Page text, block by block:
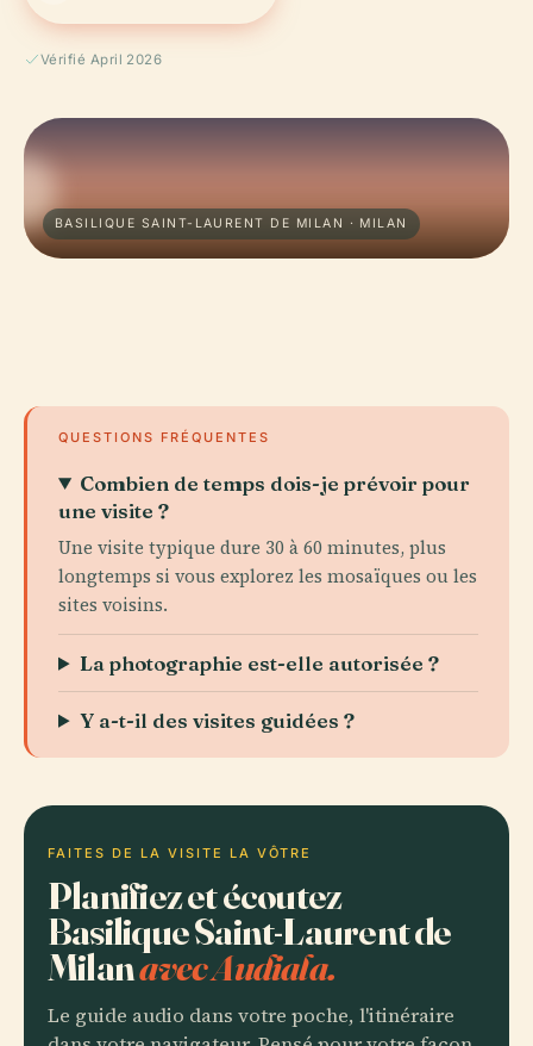
Vérifié April 2026
BASILIQUE SAINT-LAURENT DE MILAN · MILAN
QUESTIONS FRÉQUENTES
Combien de temps dois-je prévoir pour
une visite ?
Une visite typique dure 30 à 60 minutes, plus
longtemps si vous explorez les mosaïques ou les
sites voisins.
La photographie est-elle autorisée ?
Y a-t-il des visites guidées ?
FAITES DE LA VISITE LA VÔTRE
Planifiez et écoutez
Basilique Saint-Laurent de
Milanavec Audiala.
Le guide audio dans votre poche, l'itinéraire